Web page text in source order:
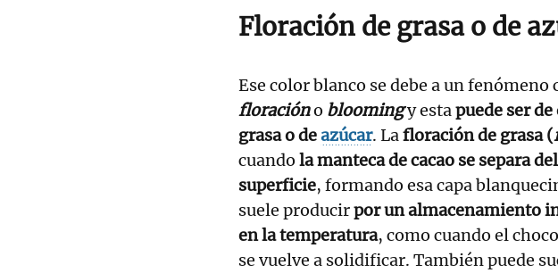
Floración de grasa o de
Ese color blanco se debe a un fenómeno
floracióno bloomingy estapuede ser
grasa o deazúcar. Lafloración de grasa (
cuando la manteca de cacao se separa
superficie, formando esa capa
suele producirpor un almacenamiento
en la temperatura, como cuando el
se vuelve a solidificar. También puede